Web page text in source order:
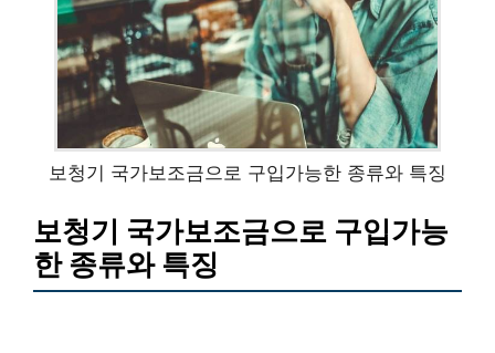
보청기 국가보조금으로 구입가능한 종류와 특징
보청기 국가보조금으로 구입가능
한 종류와 특징